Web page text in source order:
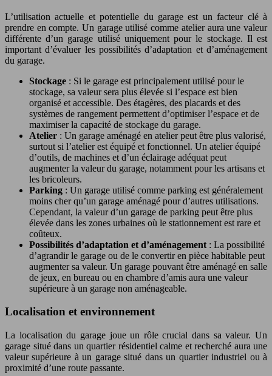
L’utilisation actuelle et potentielle du garage est un facteur clé à
prendre en compte. Un garage utilisé comme atelier aura une valeur
différente d’un garage utilisé uniquement pour le stockage. Il est
important d’évaluer les possibilités d’adaptation et d’aménagement
du garage.
Stockage : Si le garage est principalement utilisé pour le
stockage, sa valeur sera plus élevée si l’espace est bien
organisé et accessible. Des étagères, des placards et des
systèmes de rangement permettent d’optimiser l’espace et de
maximiser la capacité de stockage du garage.
Atelier : Un garage aménagé en atelier peut être plus valorisé,
surtout si l’atelier est équipé et fonctionnel. Un atelier équipé
d’outils, de machines et d’un éclairage adéquat peut
augmenter la valeur du garage, notamment pour les artisans et
les bricoleurs.
Parking : Un garage utilisé comme parking est généralement
moins cher qu’un garage aménagé pour d’autres utilisations.
Cependant, la valeur d’un garage de parking peut être plus
élevée dans les zones urbaines où le stationnement est rare et
coûteux.
Possibilités d’adaptation et d’aménagement : La possibilité
d’agrandir le garage ou de le convertir en pièce habitable peut
augmenter sa valeur. Un garage pouvant être aménagé en salle
de jeux, en bureau ou en chambre d’amis aura une valeur
supérieure à un garage non aménageable.
Localisation et environnement
La localisation du garage joue un rôle crucial dans sa valeur. Un
garage situé dans un quartier résidentiel calme et recherché aura une
valeur supérieure à un garage situé dans un quartier industriel ou à
proximité d’une route passante.